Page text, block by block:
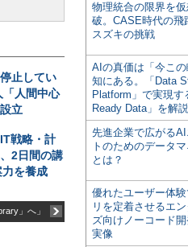
止してい
「人間中心
立
戦略・計
2日間の講
を養成
」へ」
物理統合の限界を
破。CASE時代の飛
スズキの挑戦
AIの真価は「今こ
知にある。「Data
Platform」で実現す
Ready Data」を解説
先進企業で広がる
トのためのデータ
とは？
優れたユーザー体
リを定着させるエ
ズ向けノーコード
実像